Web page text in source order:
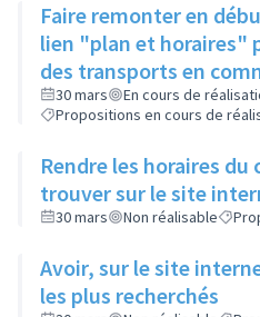
Faire remonter en
lien "plan et horaires"
des transports en
internet de la ville
30 mars
En cours de
Propositions en cours de
Rendre les horaires
trouver sur le site
30 mars Non réalisable
Avoir, sur le site
les plus recherchés